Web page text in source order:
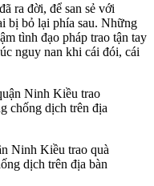
ra đời, để san sẻ với
bị bỏ lại phía sau. Những
tình đạo pháp trao tận tay
nguy nan khi cái đói, cái
Ninh Kiều trao quà
dịch trên địa bàn